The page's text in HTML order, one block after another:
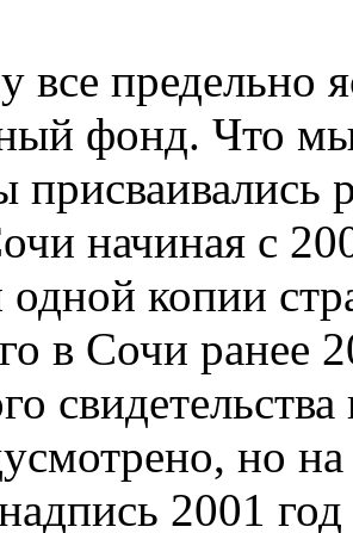
все предельно
фонд. Что
начиная с
копии
в Сочи ранее
но
2001